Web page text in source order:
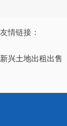
友情链接：
新兴土地出租出售